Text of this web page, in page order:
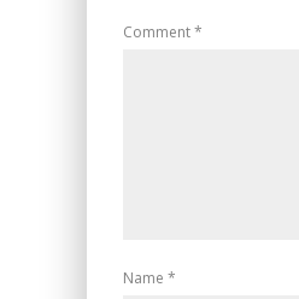
Comment*
Name *